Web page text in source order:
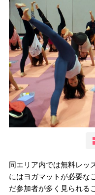
同エリア内では無料レッ
にはヨガマットが必要な
だ参加者が多く見られる